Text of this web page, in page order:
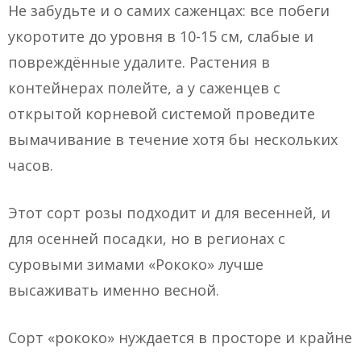
Не забудьте и о самих саженцах: все побеги
укоротите до уровня в 10-15 см, слабые и
повреждённые удалите. Растения в
контейнерах полейте, а у саженцев с
открытой корневой системой проведите
вымачивание в течение хотя бы нескольких
часов.
Этот сорт розы подходит и для весенней, и
для осенней посадки, но в регионах с
суровыми зимами «Рококо» лучше
высаживать именно весной.
Сорт «рококо» нуждается в просторе и крайне